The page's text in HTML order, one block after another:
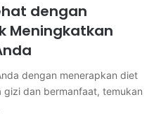
dengan
Meningkatkan
dengan menerapkan diet
dan bermanfaat, temukan